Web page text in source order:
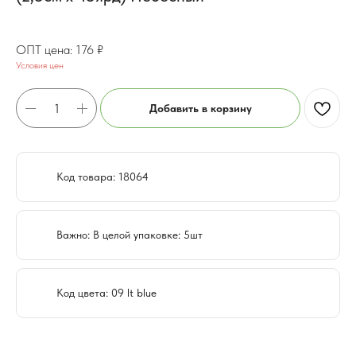
176 ₽
Условия цен
Добавить в корзину
Код товара: 18064
Важно: В целой упаковке: 5шт
Код цвета: 09 lt blue